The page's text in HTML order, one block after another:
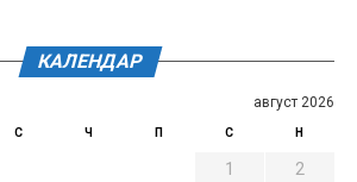
КАЛЕНДАР
август 2026
С Ч П С Н
1
2